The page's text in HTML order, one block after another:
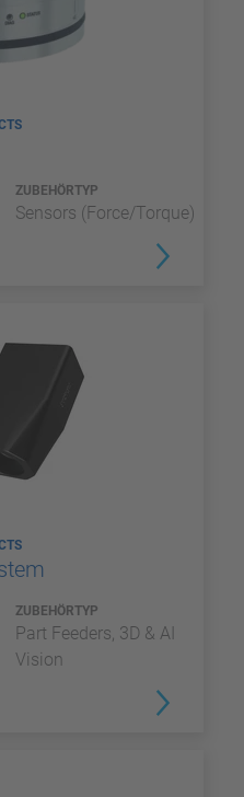
ZUBEHÖRTYP
Sensors (Force/Torque)
ZUBEHÖRTYP
Part Feeders, 3D & AI
Vision